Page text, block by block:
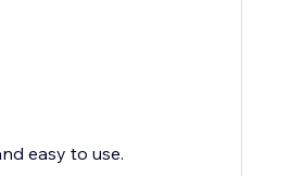
easy to use.